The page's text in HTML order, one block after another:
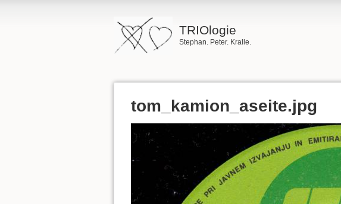
TRIOlogie
Stephan. Peter. Kralle.
tom_kamion_aseite.jpg